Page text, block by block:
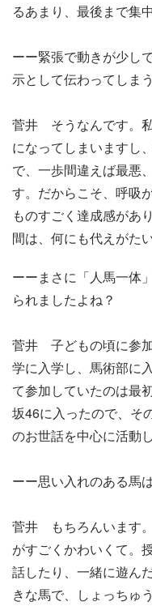
るあまり、最後まで集
ーー緊張で動きが少し
示として伝わってしま
菅井 そうなんです。
になってしまいますし
で、一歩間違えば最悪
す。だからこそ、呼吸
ものすごく達成感があ
間は、何にも代えがた
ーーまさに「人馬一体
られましたよね？
菅井 子どもの頃に参
学に入学し、馬術部に
て参加していたのは最
坂46に入ったので、そ
のお世話を中心に活動
ーー思い入れのある馬
菅井 もちろんいます
がすごくかわいくて。
話したり、一緒に遊ん
きな馬で、しょっちゅ